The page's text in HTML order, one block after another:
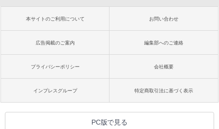
本サイトのご利用について お問い合わせ
広告掲載のご案内 編集部へのご連絡
プライバシーポリシー 会社概要
インプレスグループ 特定商取引法に基づく表示
PC版で見る